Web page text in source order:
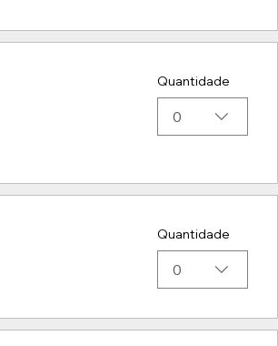
Quantidade
0
Quantidade
0